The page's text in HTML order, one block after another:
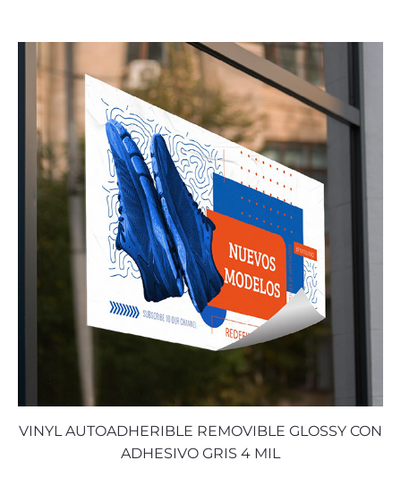
VINYL AUTOADHERIBLE REMOVIBLE GLOSSY CON
ADHESIVO GRIS 4 MIL